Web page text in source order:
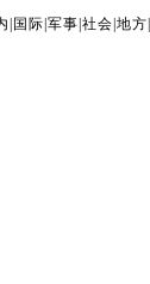
国际 |军事 |社会 |地方